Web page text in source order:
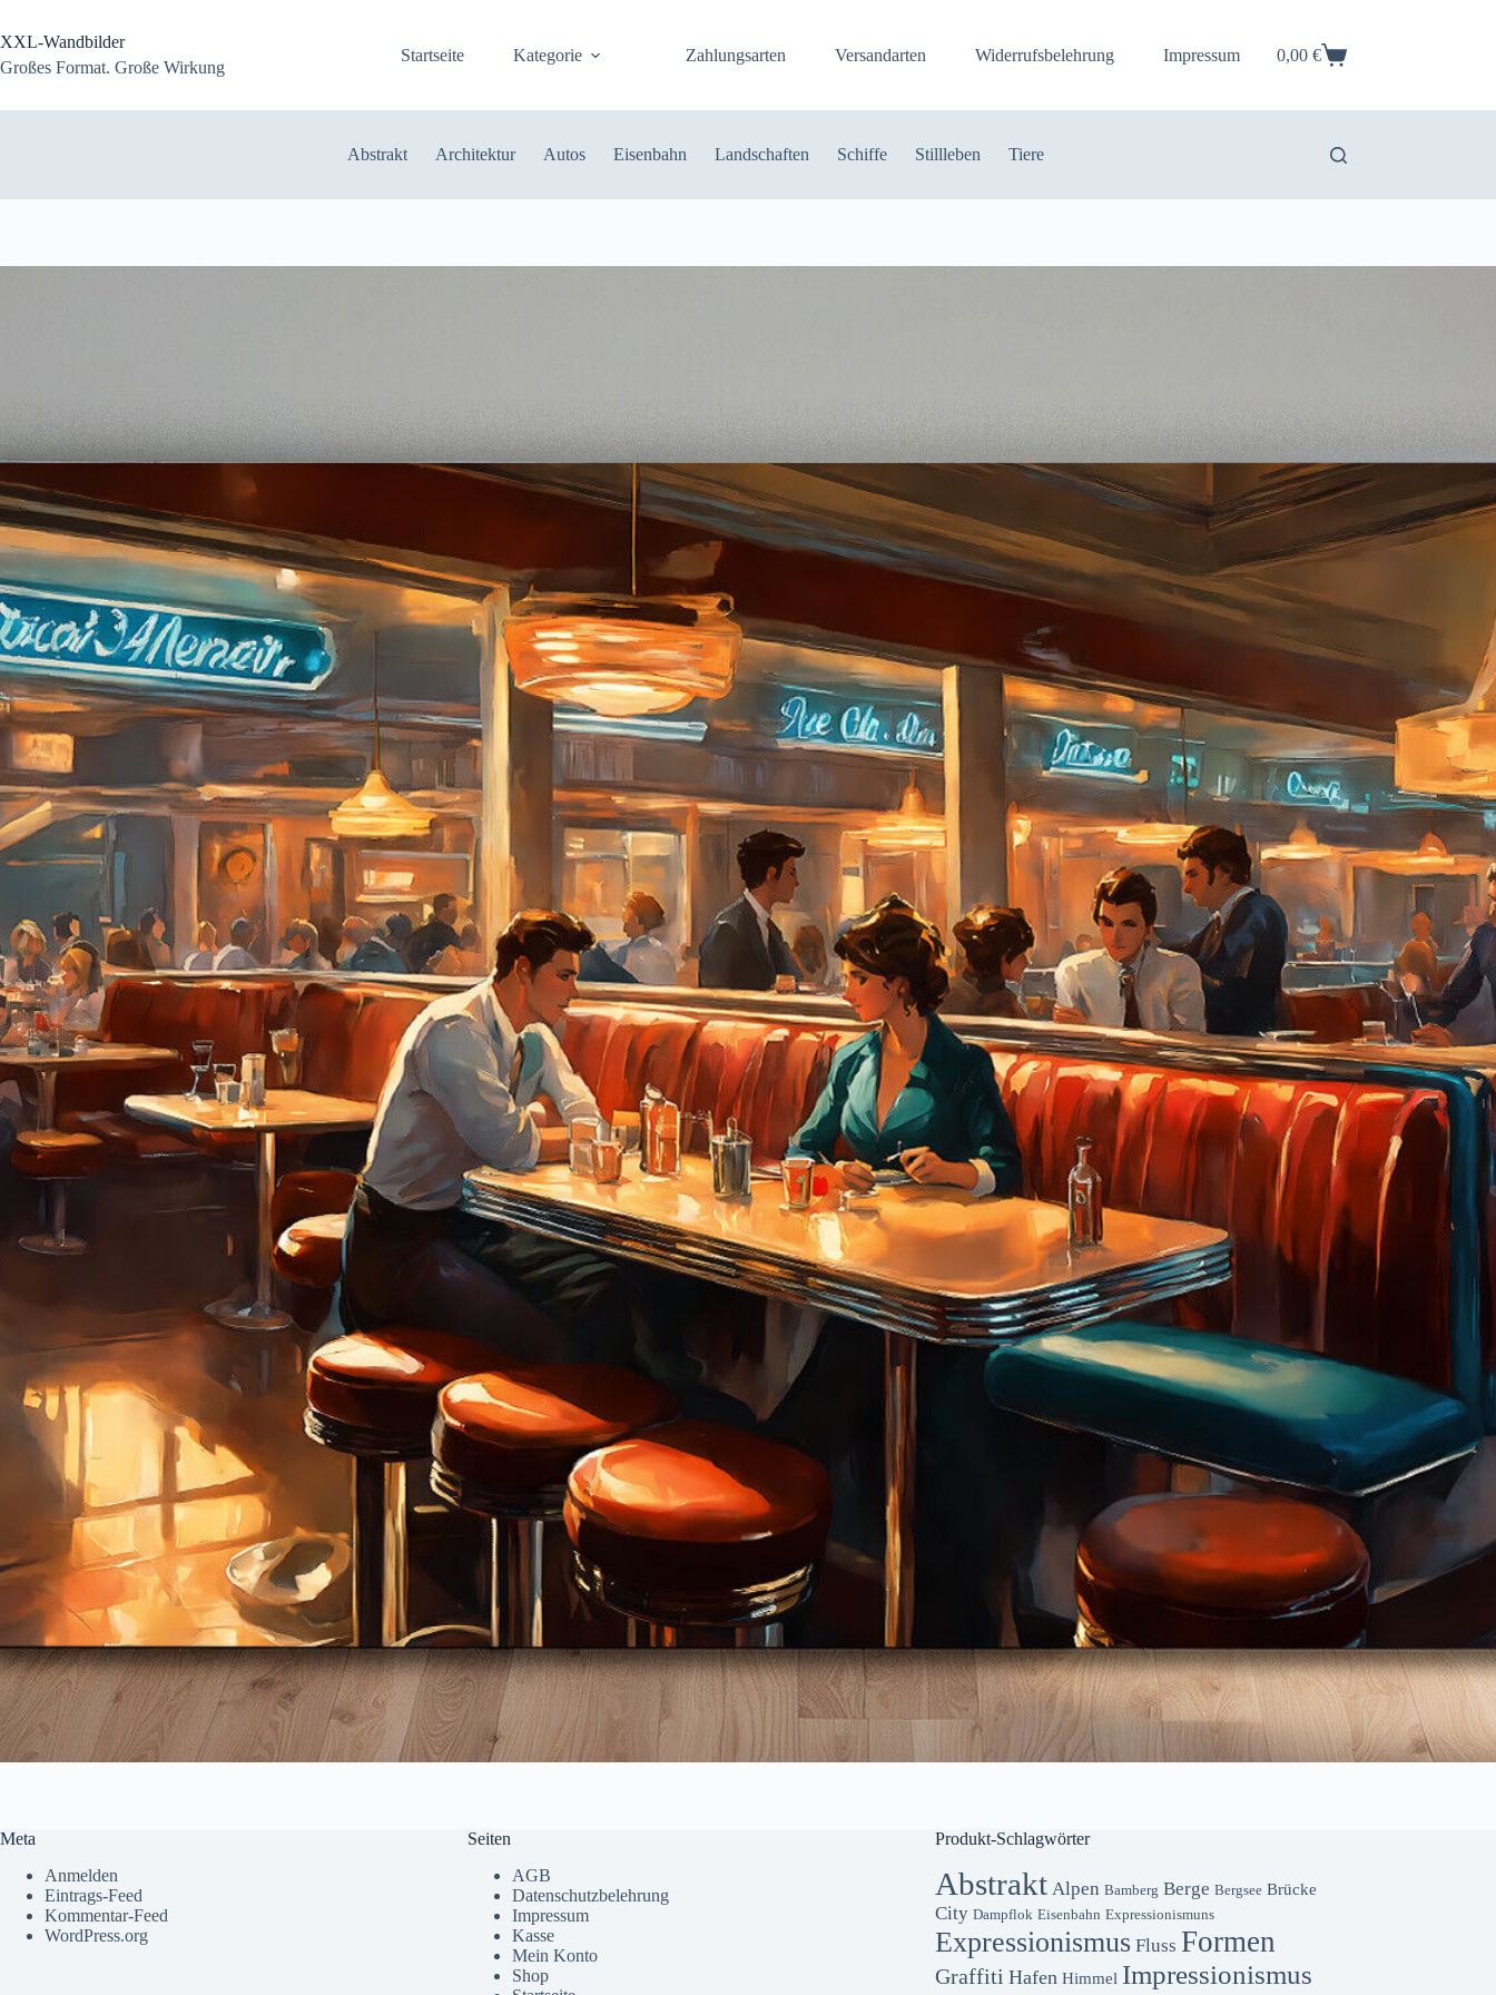
springen
XXL-Wandbilder
Großes Format. Große Wirkung
Startseite Kategorie Zahlungsarten Versandarten Widerrufsbelehrung Impressum Warenkorb
0,00 €
Abstrakt Architektur Autos Eisenbahn Landschaften Schiffe Stillleben Tiere
Meta
Anmelden
Eintrags-Feed
Kommentar-Feed
WordPress.org
Seiten
AGB
Datenschutzbelehrung
Impressum
Kasse
Mein Konto
Shop
Produkt-Schlagwörter
Abstrakt Alpen Bamberg Berge Bergsee Brücke
City Dampflok Eisenbahn Expressionismuns
Expressionismus Fluss Formen
Graffiti Hafen Himmel Impressionismus